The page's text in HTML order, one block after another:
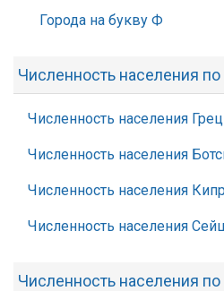
Города на букву Ф
Численность населения по
Численность населения
Численность населения
Численность населения
Численность населения
Численность населения